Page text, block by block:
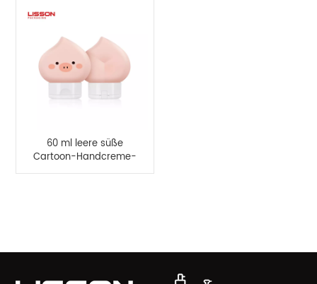
60 ml leere süße
Cartoon-Handcreme-
Flasche aus Kunststoff